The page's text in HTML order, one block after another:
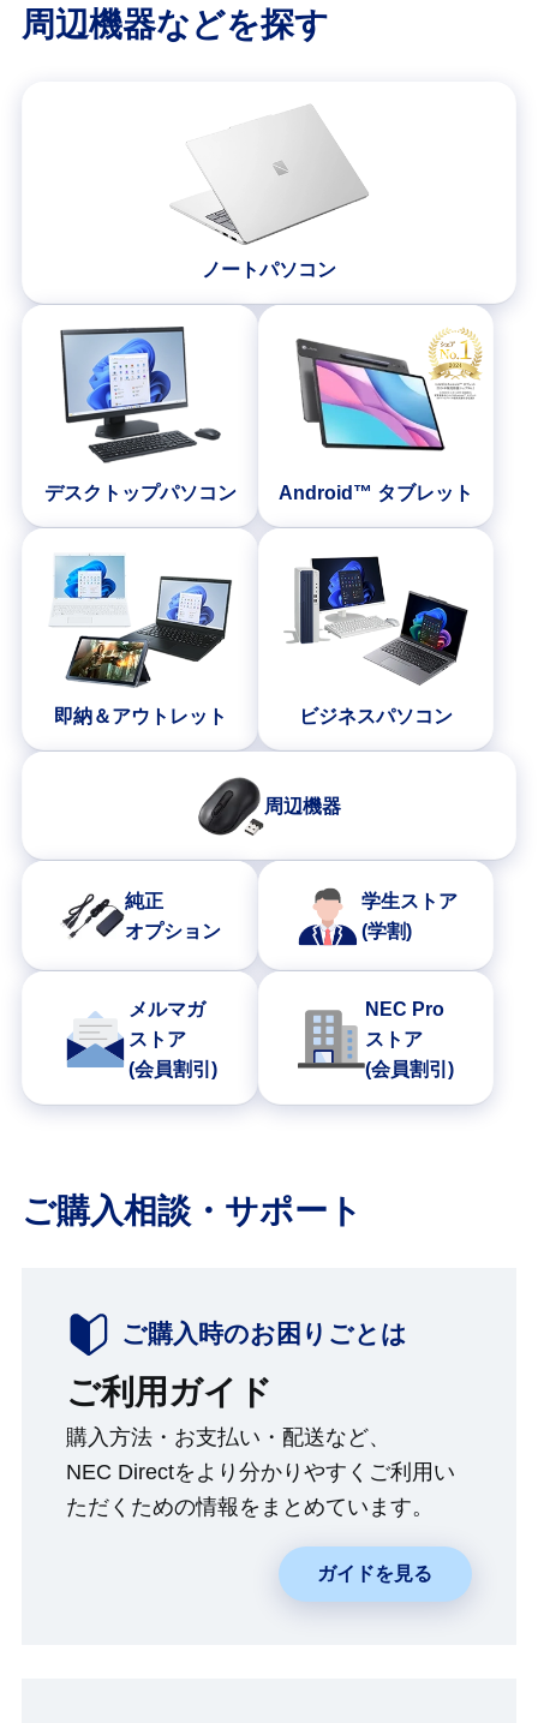
周辺機器などを探す
ノートパソコン
デスクトップパソコン Android™ タブレット
即納＆アウトレット ビジネスパソコン
周辺機器
純正
オプション
学生ストア
(学割)
メルマガ
ストア
(会員割引)
NEC Pro
ストア
(会員割引)
ご購入相談・サポート
ご購入時のお困りごとは
ご利用ガイド
購入方法・お支払い・配送など、
NEC Directをより分かりやすくご利用い
ただくための情報をまとめています。
ガイドを見る